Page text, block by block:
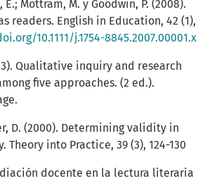
E.; Mottram, M. y Goodwin, P. (2008).
readers. English in Education, 42 (1),
10.1111/j.1754-8845.2007.00001.x
Qualitative inquiry and research
five approaches. (2 ed.).
D. (2000). Determining validity in
into Practice, 39 (3), 124-130
docente en la lectura literaria